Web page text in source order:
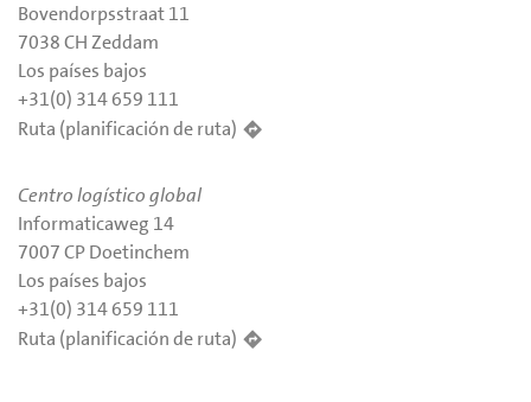
Bovendorpsstraat 11
7038 CH Zeddam
Los países bajos
+31(0) 314 659 111
Ruta (planificación de ruta)
Centro logístico global
Informaticaweg 14
7007 CP Doetinchem
Los países bajos
+31(0) 314 659 111
Ruta (planificación de ruta)